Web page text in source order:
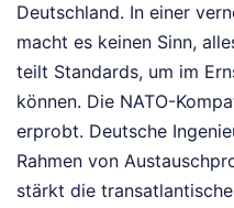
Deutschland. In einer
macht es keinen Sinn,
teilt Standards, um im
können. Die NATO-
erprobt. Deutsche
Rahmen von
stärkt die